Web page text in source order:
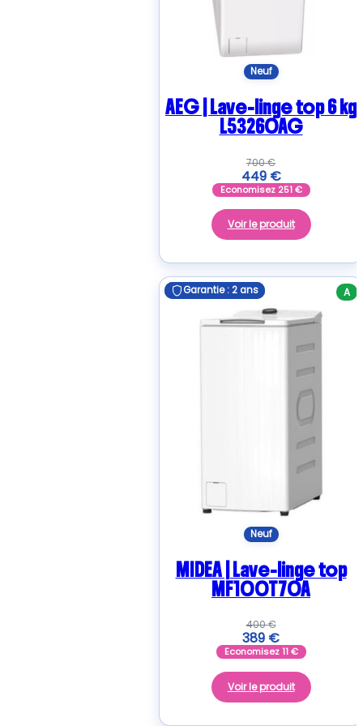
Neuf
AEG | Lave-linge top 6 kg
L53260AG
700€
449 €
Economisez 251€
Voir le produit
A
Garantie : 2 ans
Neuf
Garantie : 2 ans
MIDEA | Lave-linge top
MF100T70A
400€
389 €
Economisez11€
Voir le produit